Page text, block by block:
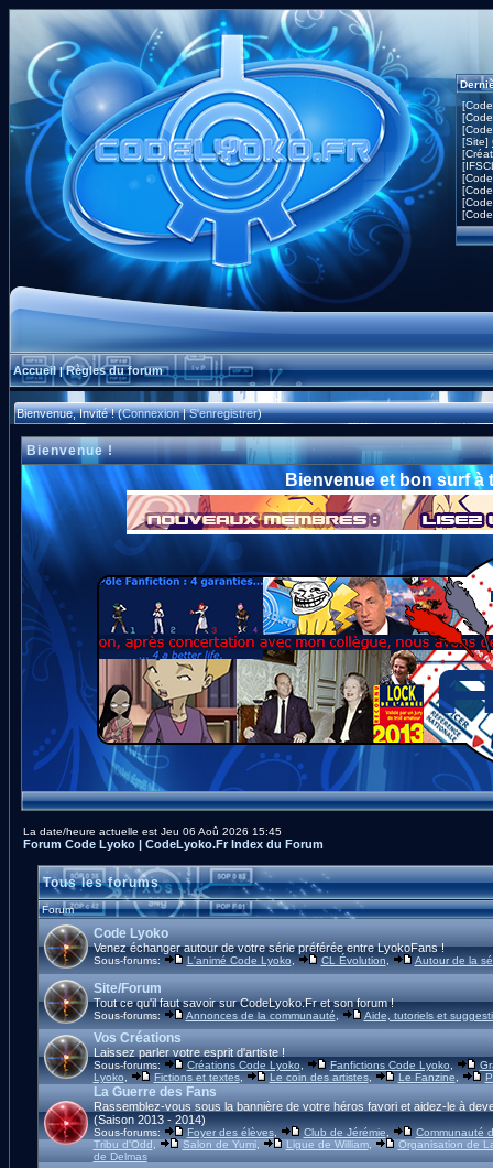
[Site]
Accueil|Règles du forum
Bienvenue, Invité ! (Connexion|S'enregistrer)
Bienvenue !
Bienvenue et bon surf à
La date/heure actuelle est Jeu 06 Aoû 2026 15:45
Forum Code Lyoko | CodeLyoko.Fr Index du Forum
Tous les forums
Forum
Code Lyoko
Venez échanger autour de votre série préférée entre LyokoFans !
Sous-forums: L'animé Code Lyoko, CL Évolution Autour de la
Site/Forum
Tout ce qu'il faut savoir sur CodeLyoko.Fr et son forum !
Sous-forums: Annonces de la communauté, Aide, tutoriels et
Vos Créations
Laissez parler votre esprit d'artiste !
Sous-forums: Créations Code Lyoko, Fanfictions Code Lyoko,
Lyoko, Fictions et textes, Le coin des artistes, Le Fanzine
La Guerre des Fans
Rassemblez-vous sous la bannière de votre héros favori et aidez-le à
(Saison 2013 - 2014)
Sous-forums: Foyer des élèves, Club de Jérémie
Communauté
Tribu d'Odd
Salon de Yumi, Ligue de William,
Organisation de
de Delmas